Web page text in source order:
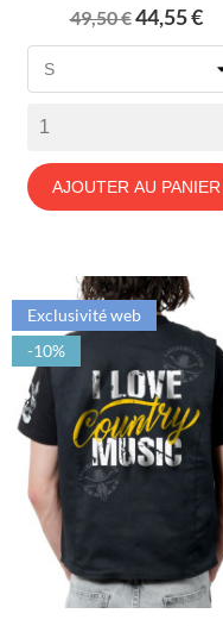
Prix
de
49,50 €Prix
44,55 €
AJOUTER AU PANIER
Exclusivité web
-10%